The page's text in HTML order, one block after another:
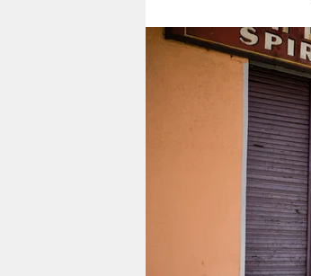
nord
wahrheit
veranstaltungen